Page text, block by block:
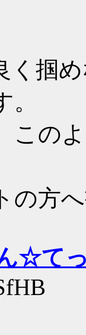
く掴
この
の方
☆て